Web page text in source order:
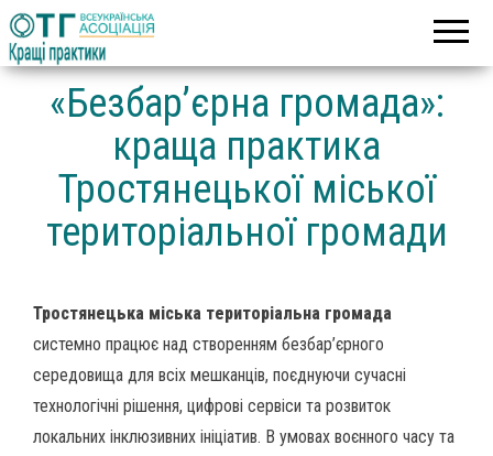
громад
«Безбар’єрна громада»:
краща практика
Тростянецької міської
територіальної громади
Тростянецька міська територіальна громада
системно працює над створенням безбар’єрного
середовища для всіх мешканців, поєднуючи сучасні
технологічні рішення, цифрові сервіси та розвиток
локальних інклюзивних ініціатив. В умовах воєнного часу та